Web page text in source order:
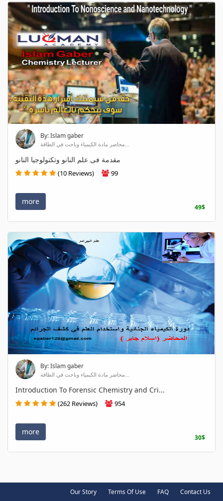
By: Islam gaber
محاضر مادة الكيمياء وباحث في الطاقة...
مقدمة فى علم النانو وتكنولوجيا النانو
(10 Reviews) 99
more
49$
By: Islam gaber
محاضر مادة الكيمياء وباحث في الطاقة...
Introduction To Forensic Chemistry and Cri...
(262 Reviews) 954
more
30$
Our Story Terms Of Use FAQ Contact Us